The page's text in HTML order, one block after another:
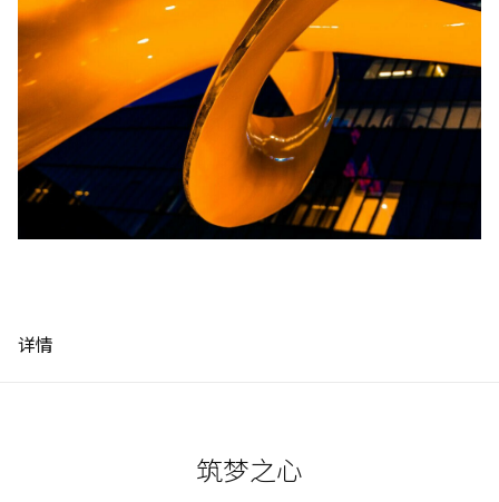
创新计划
刊物
Shop
创新计划
刊物
Shop
English
详情
筑梦之心